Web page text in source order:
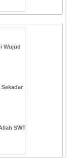
Wujud
SWT